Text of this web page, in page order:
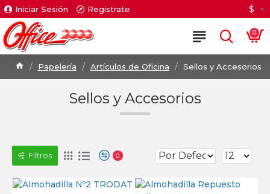
Iniciar Sesión Registrate $
0
Papelería Artículos de Oficina Sellos y Accesorios
Sellos y Accesorios
Filtros 0